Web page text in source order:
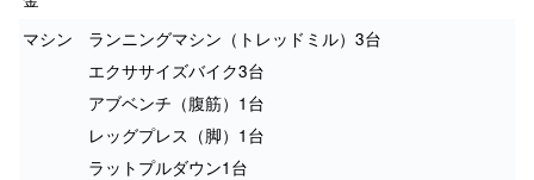
マシン
ランニングマシン（トレッドミル）3台
エクササイズバイク3台
アブベンチ（腹筋）1台
レッグプレス（脚）1台
ラットプルダウン1台